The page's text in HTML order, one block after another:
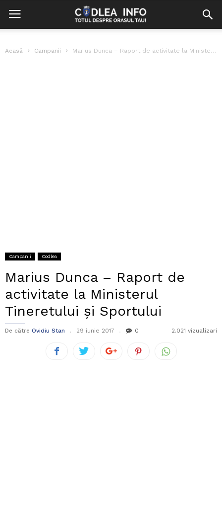
Acasă Campanii Marius Dunca – Raport de activitate la Ministerul Tineretului și Sportului
Campanii Codlea
Marius Dunca – Raport de
activitate la Ministerul
Tineretului și Sportului
De către Ovidiu Stan 29 iunie 2017 0 2.021 vizualizari